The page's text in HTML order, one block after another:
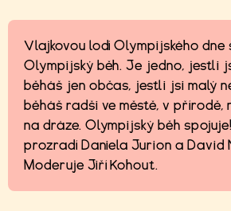
Vlajkovou lodí Olympijského dne
Olympijský běh. Je jedno, jestli
běháš jen občas, jestli jsi malý
běháš radši ve městě, v přírodě,
na dráze. Olympijský běh
prozradí Daniela Jurion a David
Moderuje Jiří Kohout.